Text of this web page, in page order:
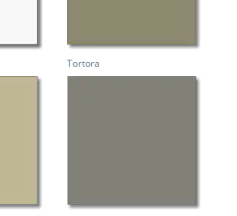
Tortora